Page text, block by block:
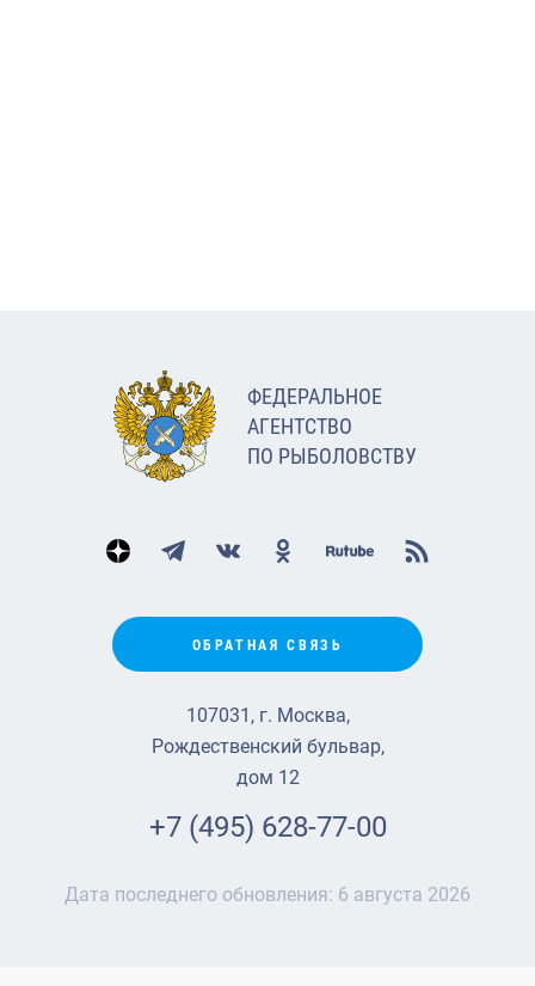
ФЕДЕРАЛЬНОЕ
АГЕНТСТВО
ПО РЫБОЛОВСТВУ
ОБРАТНАЯ СВЯЗЬ
107031, г. Москва,
Рождественский бульвар,
дом 12
+7 (495) 628-77-00
Дата последнего обновления: 6 августа 2026